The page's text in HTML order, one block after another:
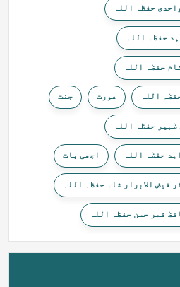
حفظہ اللہ
حفظہ اللہ
حفظہ اللہ
اللہ عورت جنت
حفظہ اللہ
حفظہ اللہ اچھی بات
فیض الابرار شاہ حفظہ اللہ
قمر حسن حفظہ اللہ